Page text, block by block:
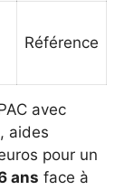
Référence
avec
aides
pour un
ans face à